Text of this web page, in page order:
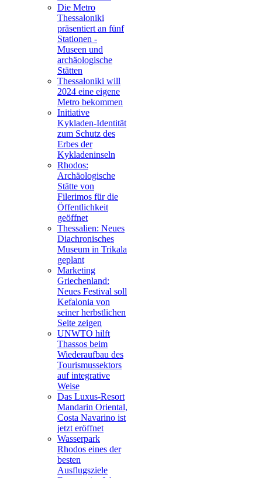
Die Metro
Thessaloniki
präsentiert an fünf
Stationen -
Museen und
archäologische
Stätten
Thessaloniki will
2024 eine eigene
Metro bekommen
Initiative
Kykladen-Identität
zum Schutz des
Erbes der
Kykladeninseln
Rhodos:
Archäologische
Stätte von
Filerimos für die
Öffentlichkeit
geöffnet
Thessalien: Neues
Diachronisches
Museum in Trikala
geplant
Marketing
Griechenland:
Neues Festival soll
Kefalonia von
seiner herbstlichen
Seite zeigen
UNWTO hilft
Thassos beim
Wiederaufbau des
Tourismussektors
auf integrative
Weise
Das Luxus-Resort
Mandarin Oriental,
Costa Navarino ist
jetzt eröffnet
Wasserpark
Rhodos eines der
besten
Ausflugsziele